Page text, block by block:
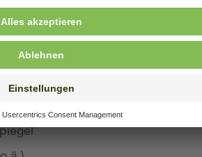
Inhalten
mit Notenspiegel